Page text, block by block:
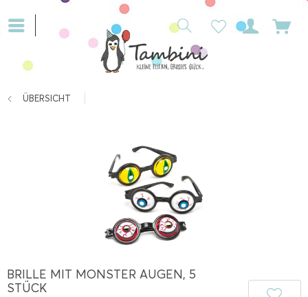
ÜBERSICHT
BRILLE MIT MONSTER AUGEN, 5
STÜCK